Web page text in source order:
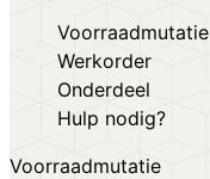
Voorraadmutatie
Werkorder
Onderdeel
Hulp nodig?
Voorraadmutatie